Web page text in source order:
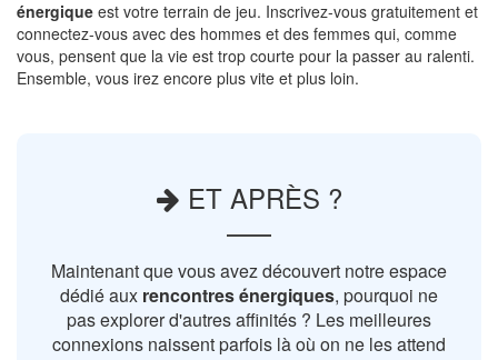
énergique est votre terrain de jeu. Inscrivez-vous gratuitement et
connectez-vous avec des hommes et des femmes qui, comme
vous, pensent que la vie est trop courte pour la passer au ralenti.
Ensemble, vous irez encore plus vite et plus loin.
ET APRÈS ?
Maintenant que vous avez découvert notre espace
dédié aux rencontres énergiques, pourquoi ne
pas explorer d'autres affinités ? Les meilleures
connexions naissent parfois là où on ne les attend